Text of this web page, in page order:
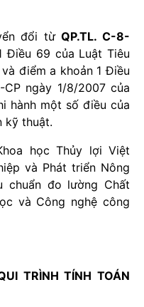
đổi từQP.TL. C-8-
Điều 69 của Luật Tiêu
điểm a khoản 1 Điều
ngày 1/8/2007 của
hành một số điều của
kỹ thuật.
học Thủy lợi Việt
và Phát triển Nông
chuẩn đo lường Chất
và Công nghệ công
TRÌNH TÍNH TOÁN